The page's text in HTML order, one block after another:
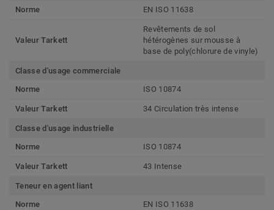
Norme
EN ISO 11638
Valeur Tarkett
Revêtements de sol
hétérogènes sur mousse à
base de poly(chlorure de vinyle)
Classe d'usage commerciale
Norme
ISO 10874
Valeur Tarkett 34 Circulation très intense
Classe d'usage industrielle
Norme
ISO 10874
Valeur Tarkett 43 Intense
Teneur en agent liant
Norme
EN ISO 11638